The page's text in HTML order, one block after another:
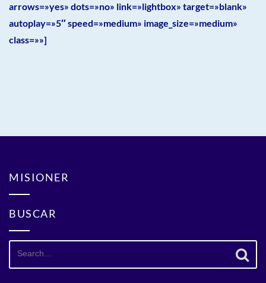
arrows=»yes» dots=»no» link=»lightbox» target=»blank»
autoplay=»5″ speed=»medium» image_size=»medium»
class=»»]
MISIONER
BUSCAR
Search